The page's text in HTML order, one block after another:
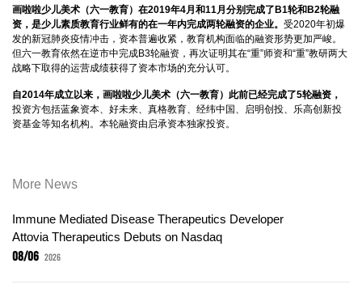
画啦啦少儿美术（六一教育）在2019年4月和11月分别完成了B1轮和B2轮融
资，是少儿素质教育行业鲜有的在一年内完成两轮融资的企业。 受2020年初爆
发的新冠肺炎疫情冲击，资本普遍收紧，教育机构面临的融资形势更加严峻。
但六一教育依然在逆市中完成B3轮融资，再次证明其在“重”师资和“重”教研两大
战略下取得的运营成绩获得了资本市场的充分认可。
自2014年成立以来，画啦啦少儿美术（六一教育）此前已经完成了5轮融资，
投资方包括蓝象资本、好未来、真格教育、经纬中国、启明创投、乐高创新投
资基金等知名机构。本轮融资由启承资本独家投资。
More News
Immune Mediated Disease Therapeutics Developer
Attovia Therapeutics Debuts on Nasdaq
08/06 2026